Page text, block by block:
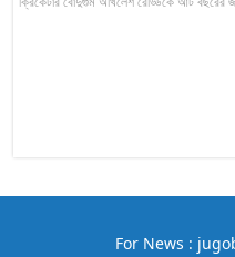
For News :